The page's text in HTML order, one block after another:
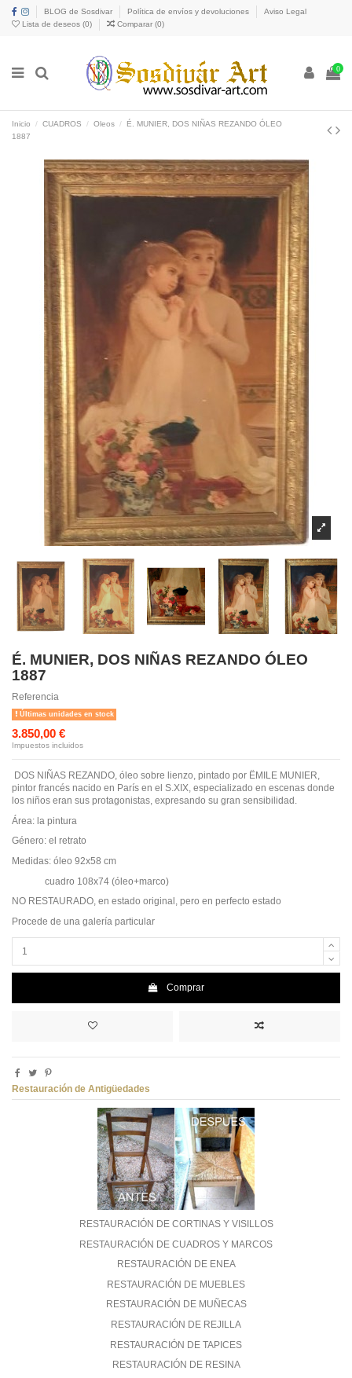
BLOG de Sosdivar Política de envíos y devoluciones
Aviso Legal
Lista de deseos (0) Comparar (0)
0
Inicio CUADROS Oleos
É. MUNIER, DOS NIÑAS REZANDO ÓLEO
1887
É. MUNIER, DOS NIÑAS REZANDO ÓLEO
1887
Referencia
Últimas unidades en stock
3.850,00 €
Impuestos incluidos
DOS NIÑAS REZANDO, óleo sobre lienzo, pintado por ËMILE MUNIER,
pintor francés nacido en París en el S.XIX, especializado en escenas donde
los niños eran sus protagonistas, expresando su gran sensibilidad.
Área: la pintura
Género: el retrato
Medidas: óleo 92x58 cm
cuadro 108x74 (óleo+marco)
NO RESTAURADO, en estado original, pero en perfecto estado
Procede de una galería particular
Comprar
Restauración de Antigüedades
RESTAURACIÓN DE CORTINAS Y VISILLOS
RESTAURACIÓN DE CUADROS Y MARCOS
RESTAURACIÓN DE ENEA
RESTAURACIÓN DE MUEBLES
RESTAURACIÓN DE MUÑECAS
RESTAURACIÓN DE REJILLA
RESTAURACIÓN DE TAPICES
RESTAURACIÓN DE RESINA